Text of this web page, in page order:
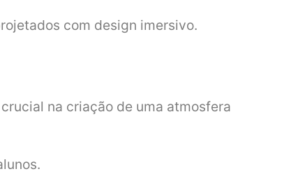
com design imersivo.
na criação de uma atmosfera